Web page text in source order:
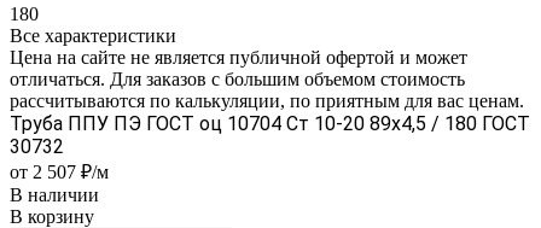
180
Все характеристики
Цена на сайте не является публичной офертой и может
отличаться. Для заказов с большим объемом стоимость
рассчитываются по калькуляции, по приятным для вас ценам.
Труба ППУ ПЭ ГОСТ оц 10704 Ст 10-20 89x4,5 / 180 ГОСТ
30732
от 2 507 ₽/м
В наличии
В корзину